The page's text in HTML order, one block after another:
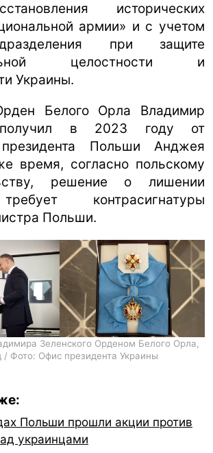
исторических
армии» и с учетом
при защите
целостности и
Украины.
Белого Орла Владимир
получил в 2023 году от
президента Польши Анджея
время, согласно польскому
решение о лишении
контрасигнатуры
Польши.
Зеленского Орденом Белого Орла,
/ Фото: Офис президента Украины
Польши прошли акции против
украинцами